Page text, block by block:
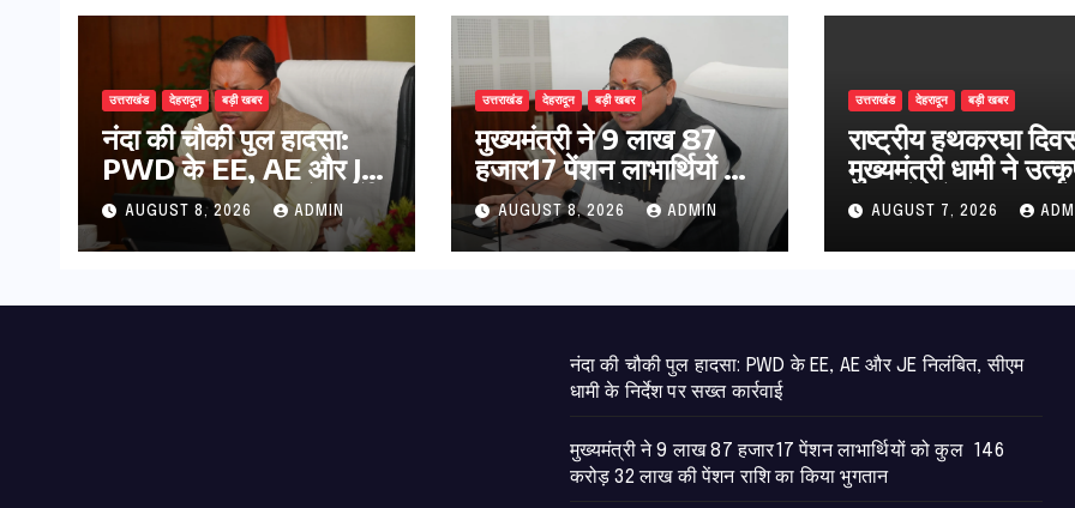
उत्तराखंड देहरादून बड़ी खबर
नंदा की चौकी पुल हादसा:
PWD के EE, AE और JE
निलंबित, सीएम धामी के निर्देश
पर सख्त कार्रवाई
AUGUST 8, 2026 ADMIN
उत्तराखंड देहरादून बड़ी खबर
मुख्यमंत्री ने 9 लाख 87
हजार17 पेंशन लाभार्थियों को
कुल 146 करोड़ 32 लाख
की पेंशन राशि का किया
भुगतान
AUGUST 8, 2026 ADMIN
उत्तराखंड देहरादून बड़ी खबर
राष्ट्रीय हथकरघा
मुख्यमंत्री धामी ने
बुनकरों और हस्तशिल्प
कारीगरों को किया
AUGUST 7, 2026
नंदा की चौकी पुल हादसा: PWD के EE, AE और JE निलंबित, सीएम
धामी के निर्देश पर सख्त कार्रवाई
मुख्यमंत्री ने 9 लाख 87 हजार17 पेंशन लाभार्थियों को कुल 146
करोड़ 32 लाख की पेंशन राशि का किया भुगतान